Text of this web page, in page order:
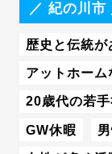
／ 紀の川市
歴史と伝統が
アットホーム
20歳代の若
GW休暇